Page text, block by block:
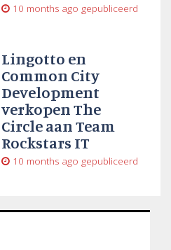
10 months ago gepubliceerd
Lingotto en
Common City
Development
verkopen The
Circle aan Team
Rockstars IT
10 months ago gepubliceerd